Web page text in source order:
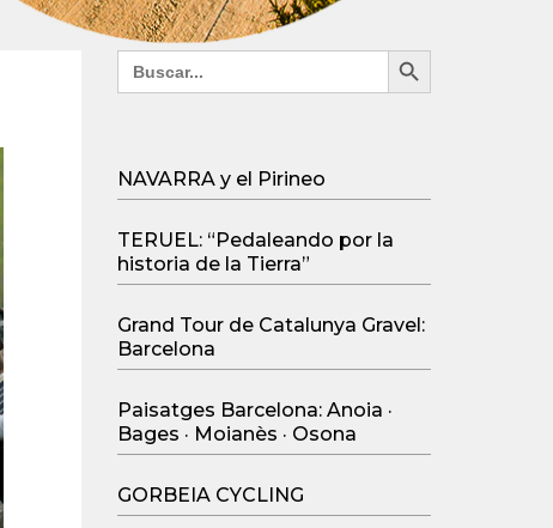
Search
for:
Search Button
NAVARRA y el Pirineo
TERUEL: “Pedaleando por la
historia de la Tierra”
Grand Tour de Catalunya Gravel:
Barcelona
Paisatges Barcelona: Anoia ·
Bages · Moianès · Osona
GORBEIA CYCLING